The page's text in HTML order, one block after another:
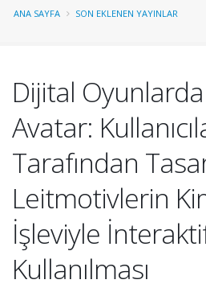
ANA SAYFA SON EKLENEN YAYINLAR
Dijital
Avatar:
Tarafından
Leitmotivlerin
İşleviyle
Kullanılması